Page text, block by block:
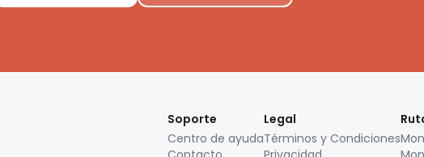
Soporte
Centro de ayuda
Legal
Términos y Condiciones